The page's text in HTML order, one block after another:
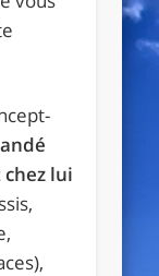
lui